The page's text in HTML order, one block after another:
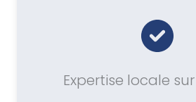
Expertise locale